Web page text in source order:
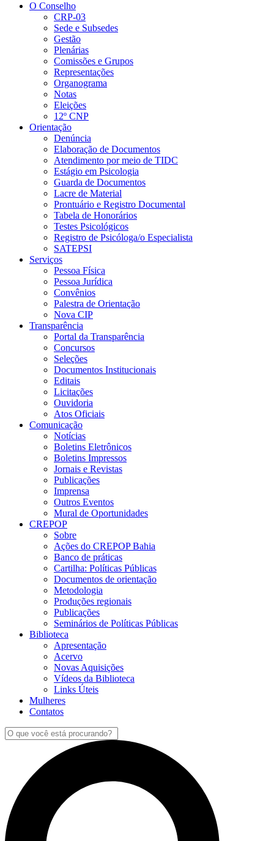
O Conselho
CRP-03
Sede e Subsedes
Gestão
Plenárias
Comissões e Grupos
Representações
Organograma
Notas
Eleições
12º CNP
Orientação
Denúncia
Elaboração de Documentos
Atendimento por meio de TIDC
Estágio em Psicologia
Guarda de Documentos
Lacre de Material
Prontuário e Registro Documental
Tabela de Honorários
Testes Psicológicos
Registro de Psicóloga/o Especialista
SATEPSI
Serviços
Pessoa Física
Pessoa Jurídica
Convênios
Palestra de Orientação
Nova CIP
Transparência
Portal da Transparência
Concursos
Seleções
Documentos Institucionais
Editais
Licitações
Ouvidoria
Atos Oficiais
Comunicação
Notícias
Boletins Eletrônicos
Boletins Impressos
Jornais e Revistas
Publicações
Imprensa
Outros Eventos
Mural de Oportunidades
CREPOP
Sobre
Ações do CREPOP Bahia
Banco de práticas
Cartilha: Políticas Públicas
Documentos de orientação
Metodologia
Produções regionais
Publicações
Seminários de Políticas Públicas
Biblioteca
Apresentação
Acervo
Novas Aquisições
Vídeos da Biblioteca
Links Úteis
Mulheres
Contatos